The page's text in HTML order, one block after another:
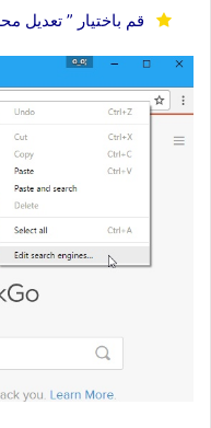
قم باختيار ” تعديل